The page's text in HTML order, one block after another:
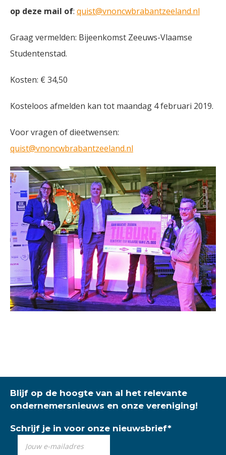
op deze mail of: quist@vnoncwbrabantzeeland.nl
Graag vermelden: Bijeenkomst Zeeuws-Vlaamse
Studentenstad.
Kosten: € 34,50
Kosteloos afmelden kan tot maandag 4 februari 2019.
Voor vragen of dieetwensen:
quist@vnoncwbrabantzeeland.nl
Blijf op de hoogte van al het relevante
ondernemersnieuws en onze vereniging!
Schrijf je in voor onze nieuwsbrief*